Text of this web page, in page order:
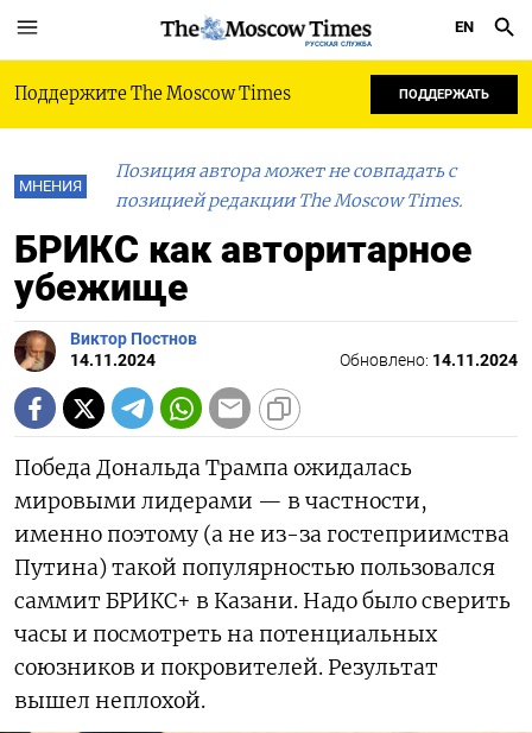
РУССКАЯ СЛУЖБА
EN
Поддержите The Moscow Times ПОДДЕРЖАТЬ
МНЕНИЯ
Позиция автора может не совпадать с
позицией редакции The Moscow Times.
БРИКС как авторитарное
убежище
Виктор Постнов
14.11.2024
Обновлено: 14.11.2024
Победа Дональда Трампа ожидалась
мировыми лидерами — в частности,
именно поэтому (а не из-за гостеприимства
Путина) такой популярностью пользовался
саммит БРИКС+ в Казани. Надо было сверить
часы и посмотреть на потенциальных
союзников и покровителей. Результат
вышел неплохой.